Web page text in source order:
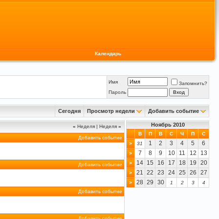
Календарь
Имя
Запомнить?
Пароль
Сегодня Просмотр недели Добавить событие
« Неделя | Неделя »
Добавить событие
Добавить событие
Добавить событие
Ноябрь 2010
В П В С Ч П
С
>
31 1 2 3 4 5 6
> 7 8 9 10 11 12 13
> 14 15 16 17 18 19 20
> 21 22 23 24 25 26 27
> 28 29 30 1 2 3 4